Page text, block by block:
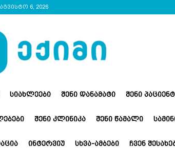
6, 2026
ᲡᲘᲐᲮᲚᲔᲔᲑᲘ ᲨᲔᲜᲘ ᲓᲐᲜᲐᲛᲐᲢᲘ ᲨᲔᲜᲘ
ᲨᲔᲜᲘ ᲙᲚᲘᲜᲘᲙᲐ ᲨᲔᲜᲘ ᲬᲐᲛᲐᲚᲘ
ᲘᲜᲢᲔᲠᲕᲘᲣ ᲡᲮᲕᲐ-ᲐᲛᲑᲔᲑᲘ ᲩᲕᲔᲜ